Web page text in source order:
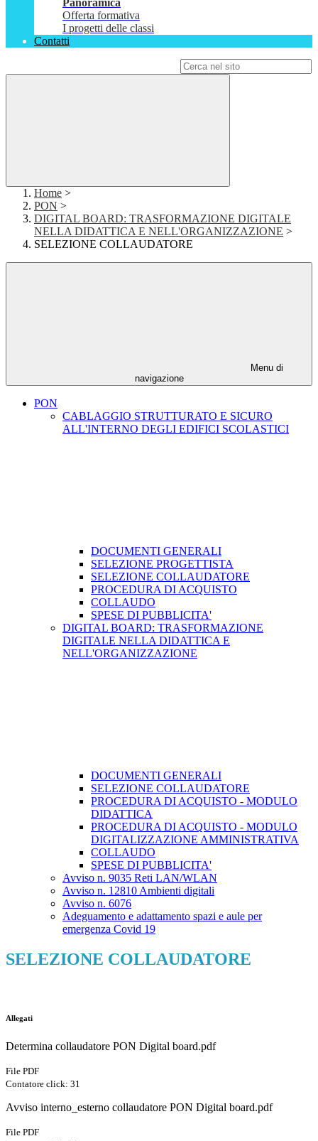
Panoramica
Offerta formativa
I progetti delle classi
Contatti
Home >
PON >
DIGITAL BOARD: TRASFORMAZIONE DIGITALE
NELLA DIDATTICA E NELL'ORGANIZZAZIONE >
SELEZIONE COLLAUDATORE
Menu di
navigazione
PON
CABLAGGIO STRUTTURATO E SICURO
ALL'INTERNO DEGLI EDIFICI SCOLASTICI
DOCUMENTI GENERALI
SELEZIONE PROGETTISTA
SELEZIONE COLLAUDATORE
PROCEDURA DI ACQUISTO
COLLAUDO
SPESE DI PUBBLICITA'
DIGITAL BOARD: TRASFORMAZIONE
DIGITALE NELLA DIDATTICA E
NELL'ORGANIZZAZIONE
DOCUMENTI GENERALI
SELEZIONE COLLAUDATORE
PROCEDURA DI ACQUISTO - MODULO
DIDATTICA
PROCEDURA DI ACQUISTO - MODULO
DIGITALIZZAZIONE AMMINISTRATIVA
COLLAUDO
SPESE DI PUBBLICITA'
Avviso n. 9035 Reti LAN/WLAN
Avviso n. 12810 Ambienti digitali
Avviso n. 6076
Adeguamento e adattamento spazi e aule per
emergenza Covid 19
SELEZIONE COLLAUDATORE
Allegati
Determina collaudatore PON Digital board.pdf
File PDF
Contatore click: 31
Avviso interno_esterno collaudatore PON Digital board.pdf
File PDF